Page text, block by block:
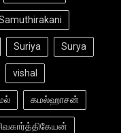
Suriya Surya
vishal
கமல்ஹாசன்